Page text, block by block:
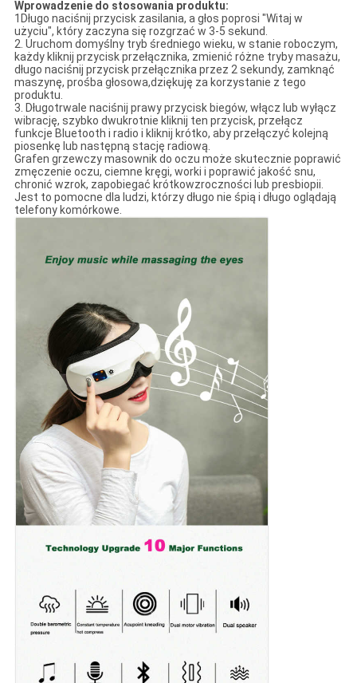
Wprowadzenie do stosowania produktu:
1Długo naciśnij przycisk zasilania, a głos poprosi "Witaj w
użyciu", który zaczyna się rozgrzać w 3-5 sekund.
2. Uruchom domyślny tryb średniego wieku, w stanie roboczym,
każdy kliknij przycisk przełącznika, zmienić różne tryby masażu,
długo naciśnij przycisk przełącznika przez 2 sekundy, zamknąć
maszynę, prośba głosowa,dziękuję za korzystanie z tego
produktu.
3. Długotrwale naciśnij prawy przycisk biegów, włącz lub wyłącz
wibrację, szybko dwukrotnie kliknij ten przycisk, przełącz
funkcje Bluetooth i radio i kliknij krótko, aby przełączyć kolejną
piosenkę lub następną stację radiową.
Grafen grzewczy masownik do oczu może skutecznie poprawić
zmęczenie oczu, ciemne kręgi, worki i poprawić jakość snu,
chronić wzrok, zapobiegać krótkowzroczności lub presbiopii.
Jest to pomocne dla ludzi, którzy długo nie śpią i długo oglądają
telefony komórkowe.